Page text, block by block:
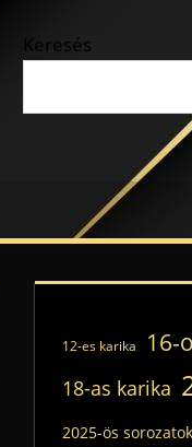
Keresés
12-es karika 16-
18-as karika
2025-ös sorozatok